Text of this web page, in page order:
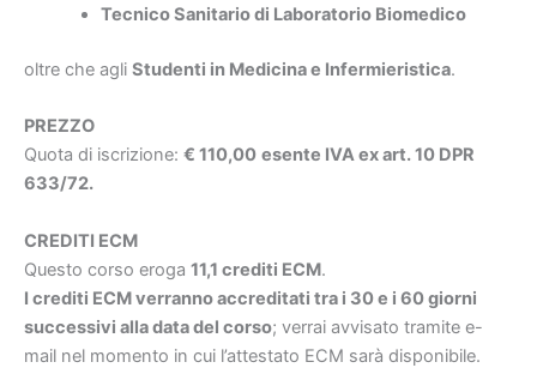
Tecnico Sanitario di Laboratorio Biomedico
oltre che agli Studenti in Medicina e Infermieristica.
PREZZO
Quota di iscrizione: € 110,00 esente IVA ex art. 10 DPR
633/72.
CREDITI ECM
Questo corso eroga 11,1 crediti ECM.
I crediti ECM verranno accreditati tra i 30 e i 60 giorni
successivi alla data del corso; verrai avvisato tramite e-
mail nel momento in cui l’attestato ECM sarà disponibile.